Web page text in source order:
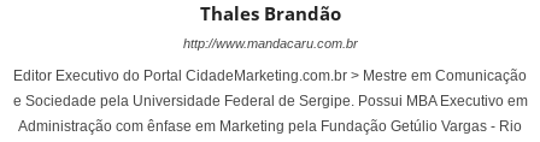
Thales Brandão
http://www.mandacaru.com.br
Editor Executivo do Portal CidadeMarketing.com.br > Mestre em Comunicação
e Sociedade pela Universidade Federal de Sergipe. Possui MBA Executivo em
Administração com ênfase em Marketing pela Fundação Getúlio Vargas - Rio